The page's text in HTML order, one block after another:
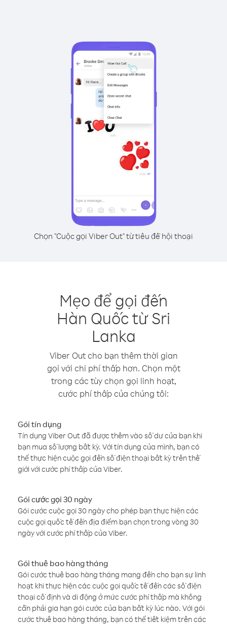
Chọn "Cuộc gọi Viber Out" từ tiêu đề hội thoại
Mẹo để gọi đến
Hàn Quốc từ Sri
Lanka
Viber Out cho bạn thêm thời gian
gọi với chi phí thấp hơn. Chọn một
trong các tùy chọn gọi linh hoạt,
cước phí thấp của chúng tôi:
Gói tín dụng
Tín dụng Viber Out đã được thêm vào số dư của bạn khi
bạn mua số lượng bất kỳ. Với tín dụng của mình, bạn có
thể thực hiện cuộc gọi đến số điện thoại bất kỳ trên thế
giới với cước phí thấp của Viber.
Gói cước gọi 30 ngày
Gói cước cuộc gọi 30 ngày cho phép bạn thực hiện các
cuộc gọi quốc tế đến địa điểm bạn chọn trong vòng 30
ngày với cước phí thấp của Viber.
Gói thuê bao hàng tháng
Gói cước thuê bao hàng tháng mang đến cho bạn sự linh
hoạt khi thực hiện các cuộc gọi quốc tế đến các số điện
thoại cố định và di động ở mức cước phí thấp mà không
cần phải gia hạn gói cước của bạn bất kỳ lúc nào. Với gói
cước thuê bao hàng tháng, bạn có thể tiết kiệm trên các